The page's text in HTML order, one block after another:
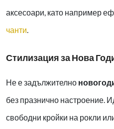
аксесоари, като например
чанти
Стилизация за Нова
Не е задължително
без празнично настроение.
свободни кройки на рокли